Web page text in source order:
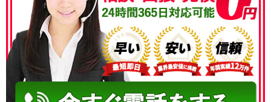
050-3186-4780